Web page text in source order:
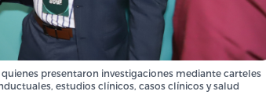
presentaron investigaciones mediante carteles
estudios clínicos, casos clínicos y salud